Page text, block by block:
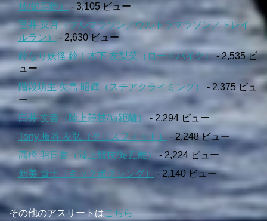
技/短距離）
- 3,105 ビュー
冨井 菜月（フルマラソン／ウルトラマラソン／トレイ
ルラン）
- 2,630 ビュー
鈴なり妖怪 鈴｜木下 友梨菜（ロードバイク）- 2,535 ビ
ュー
階段坊主 矢島 昭輝（ステアクライミング）
- 2,375 ビュ
ー
臼井 文音（陸上競技/短距離）
- 2,294 ビュー
Tony 板谷 友弘（クロスフィット）- 2,248 ビュー
髙橋 明日香（陸上競技/短距離）
- 2,224 ビュー
新美 貴士（キックボクシング）
- 2,140 ビュー
その他のアスリートはこちら